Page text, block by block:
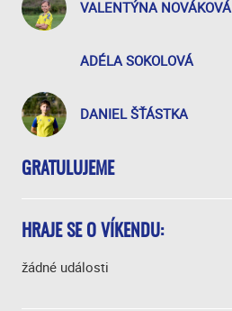
VALENTÝNA NOVÁKOVÁ
ADÉLA SOKOLOVÁ
DANIEL ŠŤÁSTKA
GRATULUJEME
HRAJE SE O VÍKENDU:
žádné události